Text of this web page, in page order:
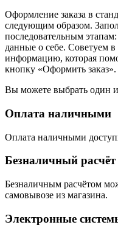
Оформление заказа в
следующим образом.
последовательным
данные о себе. Советуем
информацию, которая
кнопку «Оформить заказ».
Вы можете выбрать один
Оплата наличными
Оплата наличными
Безналичный расчёт
Безналичным расчётом
самовывозе из магазина.
Электронные